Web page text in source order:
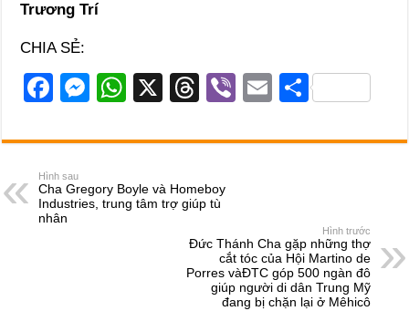
Trương Trí
CHIA SẺ:
F
c
e
b
o
M
ss
n
W
at
s
A
X
T
e
a
d
s
Vi
er
E
ail
S
ar
Hình sau
Cha Gregory Boyle và Homeboy
Industries, trung tâm trợ giúp tù
nhân
Hình trước
Đức Thánh Cha gặp những thợ
cắt tóc của Hội Martino de
Porres vàĐTC góp 500 ngàn đô
giúp người di dân Trung Mỹ
đang bị chặn lại ở Mêhicô